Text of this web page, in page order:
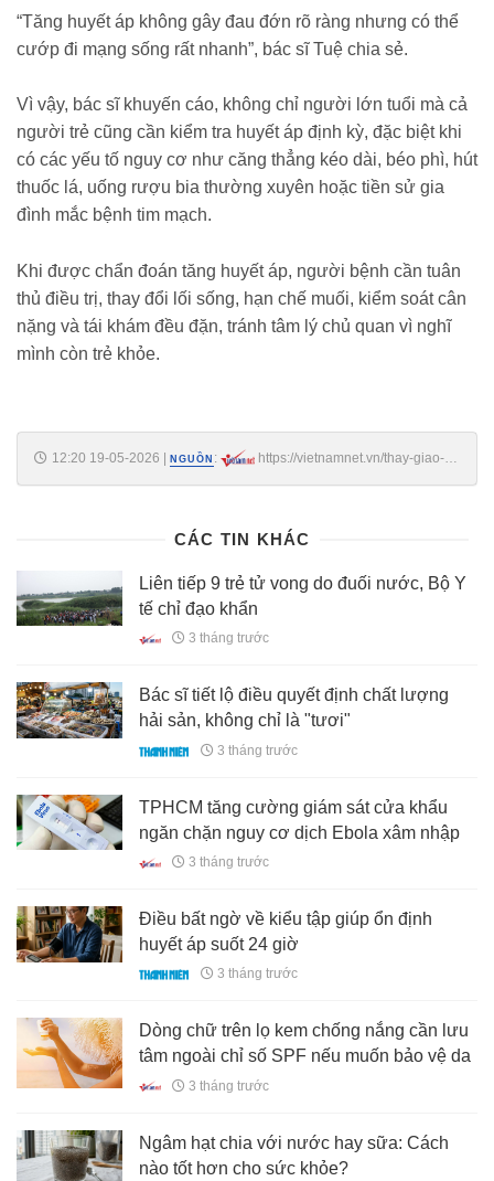
“Tăng huyết áp không gây đau đớn rõ ràng nhưng có thể
cướp đi mạng sống rất nhanh”, bác sĩ Tuệ chia sẻ.
Vì vậy, bác sĩ khuyến cáo, không chỉ người lớn tuổi mà cả
người trẻ cũng cần kiểm tra huyết áp định kỳ, đặc biệt khi
có các yếu tố nguy cơ như căng thẳng kéo dài, béo phì, hút
thuốc lá, uống rượu bia thường xuyên hoặc tiền sử gia
đình mắc bệnh tim mạch.
Khi được chẩn đoán tăng huyết áp, người bệnh cần tuân
thủ điều trị, thay đổi lối sống, hạn chế muối, kiểm soát cân
nặng và tái khám đều đặn, tránh tâm lý chủ quan vì nghĩ
mình còn trẻ khỏe.
12:20 19-05-2026 | NGUỒN :
https://vietnamnet.vn/thay-giao-
CÁC TIN KHÁC
Liên tiếp 9 trẻ tử vong do đuối nước, Bộ Y
tế chỉ đạo khẩn
3 tháng trước
Bác sĩ tiết lộ điều quyết định chất lượng
hải sản, không chỉ là "tươi"
3 tháng trước
TPHCM tăng cường giám sát cửa khẩu
ngăn chặn nguy cơ dịch Ebola xâm nhập
3 tháng trước
Điều bất ngờ về kiểu tập giúp ổn định
huyết áp suốt 24 giờ
3 tháng trước
Dòng chữ trên lọ kem chống nắng cần lưu
tâm ngoài chỉ số SPF nếu muốn bảo vệ da
3 tháng trước
Ngâm hạt chia với nước hay sữa: Cách
nào tốt hơn cho sức khỏe?